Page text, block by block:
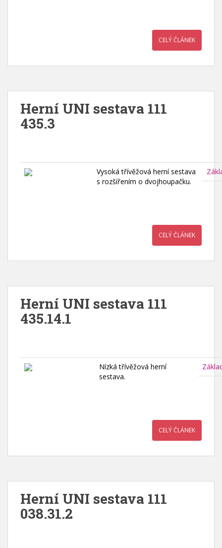
CELÝ ČLÁNEK
Herní UNI sestava 111
435.3
Vysoká třívěžová herní sestava
s rozšířením o dvojhoupačku.
CELÝ ČLÁNEK
Herní UNI sestava 111
435.14.1
Nízká třívěžová herní
sestava.
CELÝ ČLÁNEK
Herní UNI sestava 111
038.31.2